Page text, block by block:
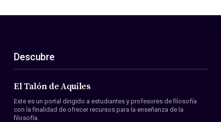
ES
EN
Acerca de nosotros
Miembros
Convenios
Descubre
El Talón de Aquiles
Este es un portal dirigido a estudiantes y profesores de filosofía
con la finalidad de ofrecer recursos para la enseñanza de la
filosofía.